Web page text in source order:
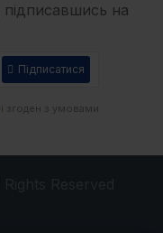
підписавшись на
Підписатися
і згоден з умовами